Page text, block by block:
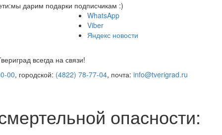
мы дарим подарки подписчикам :)
WhatsApp
Viber
Яндекс новости
всегда на связи!
00, городской: (4822) 78-77-04, почта: info@tverigrad.ru
опасности: